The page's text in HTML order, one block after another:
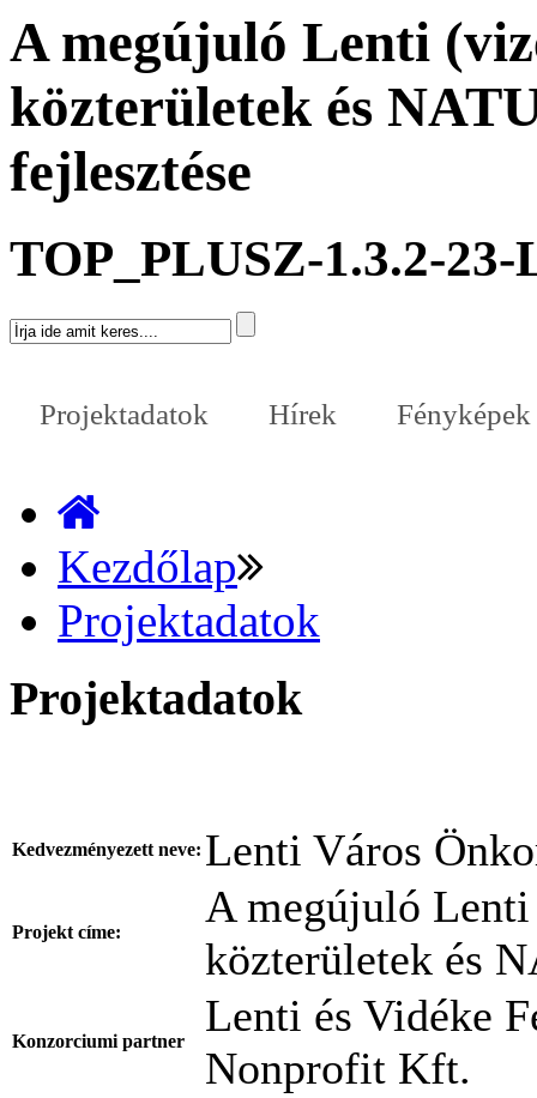
A megújuló Lenti
közterületek és
fejlesztése
TOP_PLUSZ-1.3.2-23-
Projektadatok Hírek Fényképek
Kezdőlap
Projektadatok
Projektadatok
Kedvezményezett neve: Lenti Város
Projekt címe:
A megújuló
közterületek és
Konzorciumi partner
Lenti és Vidéke
Nonprofit Kft.